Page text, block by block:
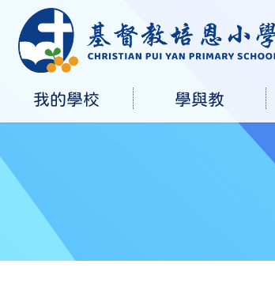
我的學校 學與教